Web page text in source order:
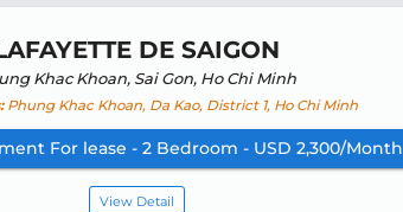
DE SAIGON
Khac Khoan, Sai Gon, Ho Chi Minh
Phung Khac Khoan, Da Kao, District 1, Ho Chi Minh
For lease - 2 Bedroom - USD 2,300/Month
View Detail